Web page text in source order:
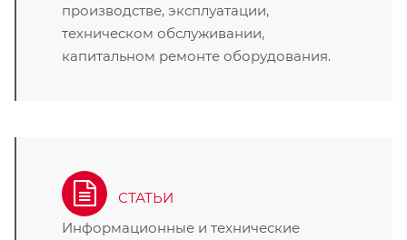
производстве, эксплуатации,
техническом обслуживании,
капитальном ремонте оборудования.
СТАТЬИ
Информационные и технические